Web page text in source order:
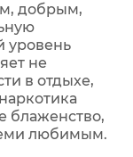
добрым,
уровень
не
в отдыхе,
блаженство,
любимым.